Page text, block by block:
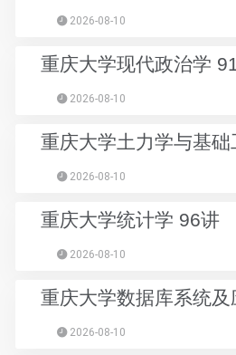
2026-08-10
重庆大学现代政治学
2026-08-10
重庆大学土力学与基
2026-08-10
重庆大学统计学 96讲
2026-08-10
重庆大学数据库系统
2026-08-10